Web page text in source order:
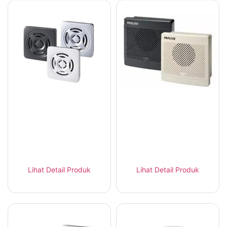
Lihat Detail Produk Lihat Detail Produk